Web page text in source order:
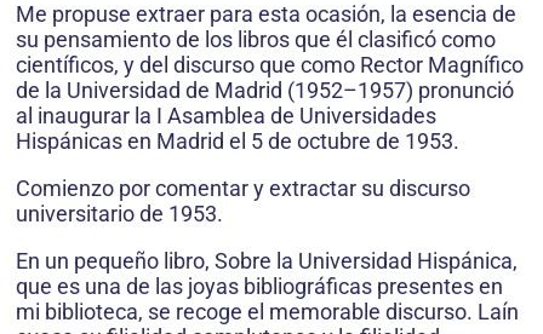
Me propuse extraer para esta ocasión, la esencia de
su pensamiento de los libros que él clasificó como
científicos, y del discurso que como Rector Magnífico
de la Universidad de Madrid (1952–1957) pronunció
al inaugurar la I Asamblea de Universidades
Hispánicas en Madrid el 5 de octubre de 1953.
Comienzo por comentar y extractar su discurso
universitario de 1953.
En un pequeño libro, Sobre la Universidad Hispánica,
que es una de las joyas bibliográficas presentes en
mi biblioteca, se recoge el memorable discurso. Laín